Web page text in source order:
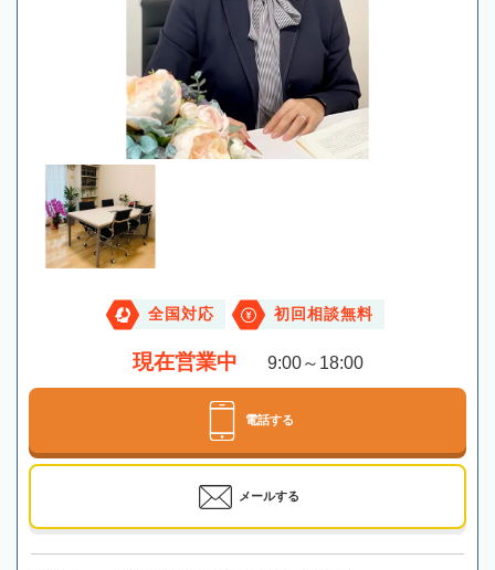
全国対応 初回相談無料
現在営業中 9:00～18:00
電話する
メールする